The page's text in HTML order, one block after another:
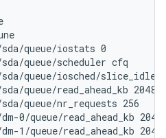
queue/iostats 0
queue/scheduler cfq
queue/iosched/slice_idle 0
queue/read_ahead_kb 2048
queue/nr_requests 256
0/queue/read_ahead_kb 2048
1/queue/read_ahead_kb 2048